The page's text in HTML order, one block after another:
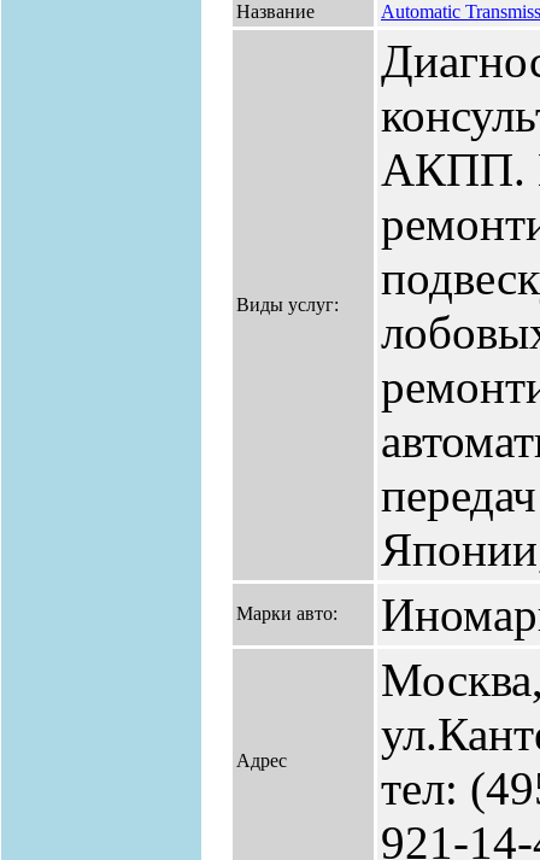
Название Automatic
Виды услуг:
АКПП.
Марки авто:
Адрес
тел:
921-